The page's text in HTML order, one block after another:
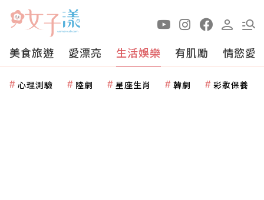
美食旅遊 愛漂亮 生活娛樂 有肌勵 情慾愛
心理測驗 陸劇 星座生肖 韓劇 彩妝保養